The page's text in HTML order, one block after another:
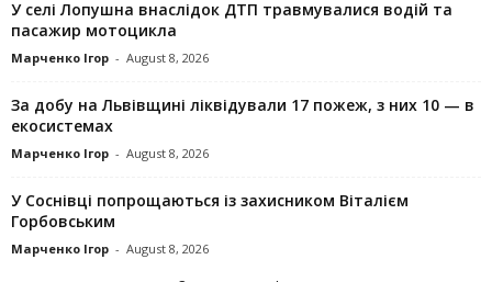
У селі Лопушна внаслідок ДТП травмувалися водій та
пасажир мотоцикла
Марченко Ігор - August 8, 2026
За добу на Львівщині ліквідували 17 пожеж, з них 10 — в
екосистемах
Марченко Ігор - August 8, 2026
У Соснівці попрощаються із захисником Віталієм
Горбовським
Марченко Ігор - August 8, 2026